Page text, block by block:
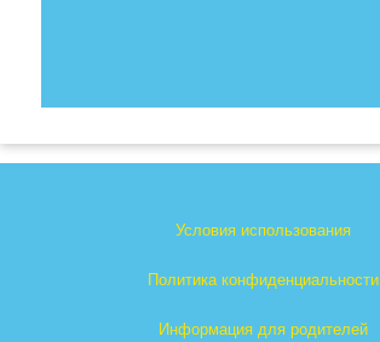
Условия использования
Политика конфиденциальности
Информация для родителей